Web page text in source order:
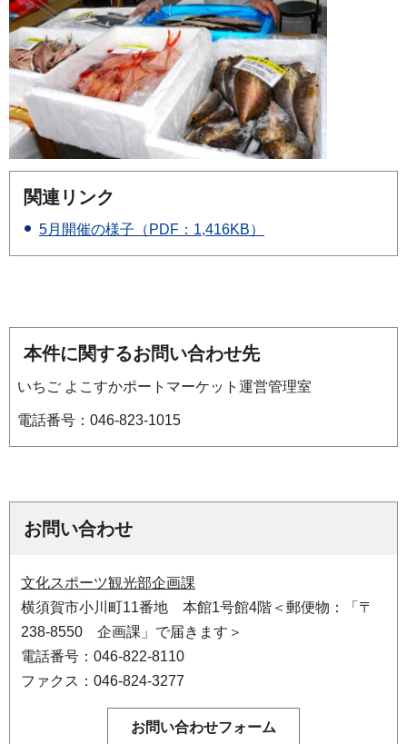
関連リンク
5月開催の様子（PDF：1,416KB）
本件に関するお問い合わせ先
いちご よこすかポートマーケット運営管理室
電話番号：046-823-1015
お問い合わせ
文化スポーツ観光部企画課
横須賀市小川町11番地 本館1号館4階＜郵便物：「〒
238-8550 企画課」で届きます＞
電話番号：046-822-8110
ファクス：046-824-3277